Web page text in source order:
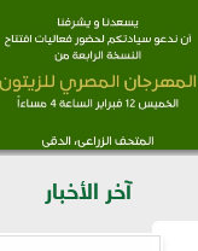
آخر الأخبار